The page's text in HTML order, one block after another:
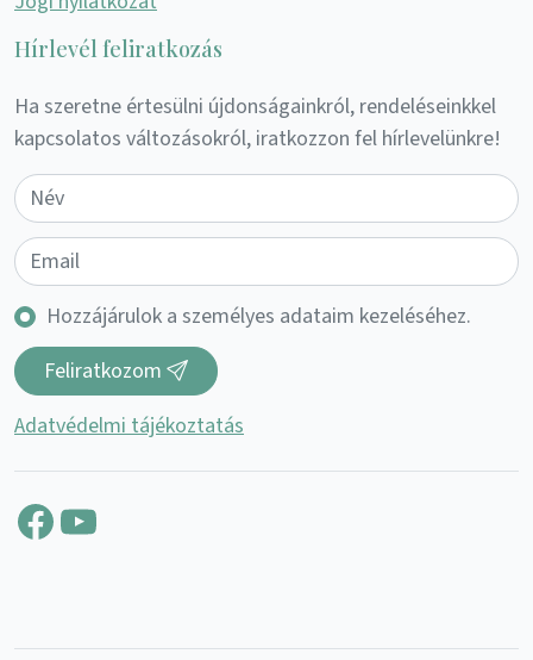
Hírlevél feliratkozás
Ha szeretne értesülni újdonságainkról, rendeléseinkkel
kapcsolatos változásokról, iratkozzon fel hírlevelünkre!
Hozzájárulok a személyes adataim kezeléséhez.
Feliratkozom
Adatvédelmi tájékoztatás
Facebook
YouTube